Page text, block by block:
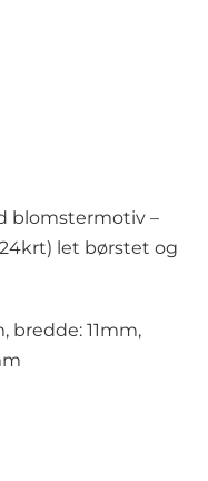
blomstermotiv –
let børstet og
bredde: 11mm,